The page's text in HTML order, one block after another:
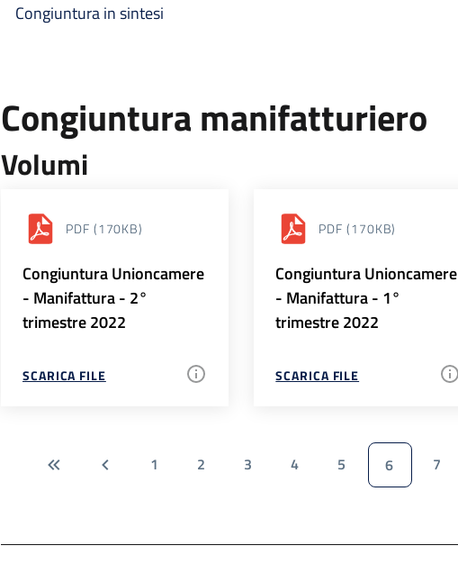
Congiuntura in sintesi
Congiuntura manifatturiero
Volumi
PDF (170KB)
Congiuntura Unioncamere
- Manifattura - 2°
trimestre 2022
SCARICA FILE
PDF (170KB)
Congiuntura Unioncamere
- Manifattura - 1°
trimestre 2022
SCARICA FILE
1 2 3 4 5 6 7